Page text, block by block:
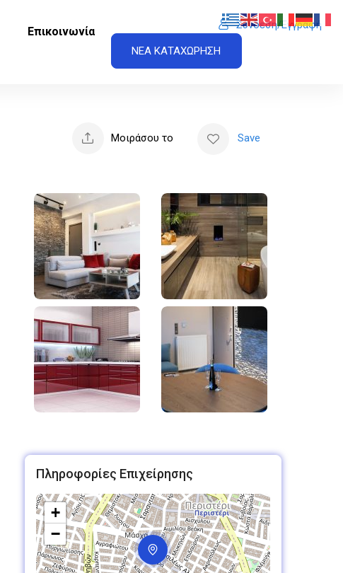
Επικοινωνία
Σύνδεση/Εγγραφή
ΝΕΑ ΚΑΤΑΧΩΡΗΣΗ
Μοιράσου το Save
Πληροφορίες Επιχείρησης
+
−